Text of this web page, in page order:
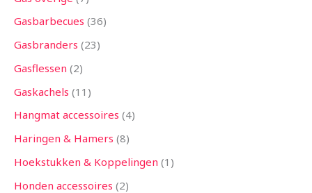
Gasbarbecues 36
Gasbranders 23
Gasflessen 2
Gaskachels 11
Hangmat accessoires 4
Haringen & Hamers 8
Hoekstukken & Koppelingen 1
Honden accessoires 2